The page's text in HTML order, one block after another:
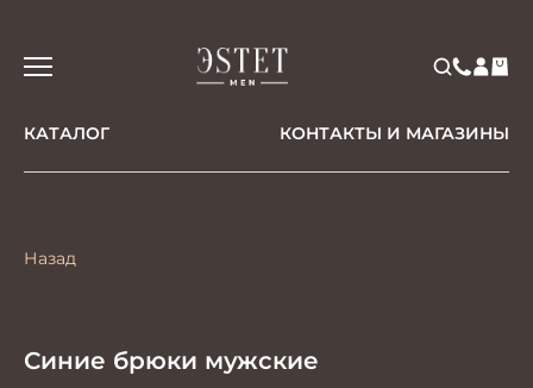
КАТАЛОГ КОНТАКТЫ И МАГАЗИНЫ
Назад
Синие брюки мужские